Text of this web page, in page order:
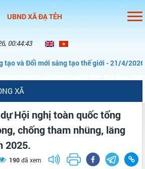
UBND XÃ ĐẠ TẺH
00:44:44
và Đổi mới sáng tạo thế giới - 21/4/2026”
XÃ
Hội nghị toàn quốc tổng
chống tham nhũng, lãng
2025.
190đã xem